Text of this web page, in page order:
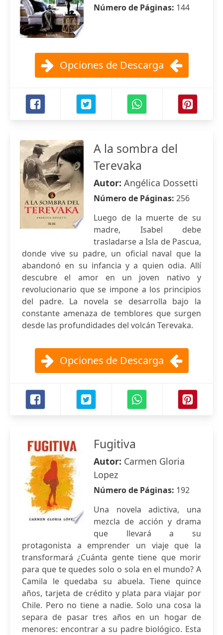
Número de Páginas: 144
Opciones de Descarga
A la sombra del
Terevaka
Autor: Angélica Dossetti
Número de Páginas: 256
Luego de la muerte de su
madre, Isabel debe
trasladarse a Isla de Pascua,
donde vive su padre, un oficial naval que la
abandonó en su infancia y a quien odia. Allí
descubre el amor en un joven nativo y
revolucionario que se impone a los principios
del padre. La novela se desarrolla bajo la
constante amenaza de temblores que surgen
desde las profundidades del volcán Terevaka.
Opciones de Descarga
Fugitiva
Autor: Carmen Gloria
Lopez
Número de Páginas: 192
Una novela adictiva, una
mezcla de acción y drama
que llevará a su
protagonista a emprender un viaje que la
transformará ¿Cuánta gente tiene que morir
para que te quedes solo o sola en el mundo? A
Camila le quedaba su abuela. Tiene quince
años, tarjeta de crédito y plata para viajar por
Chile. Pero no tiene a nadie. Solo una cosa la
separa de pasar tres años en un hogar de
menores: encontrar a su padre biológico. Esta